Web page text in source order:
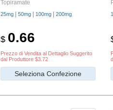
Topiramate
25mg | 50mg | 100mg | 200mg
$ 0.66
Prezzo di Vendita al Dettaglio Suggerito
dal Produttore $3.72
Seleziona Confezione